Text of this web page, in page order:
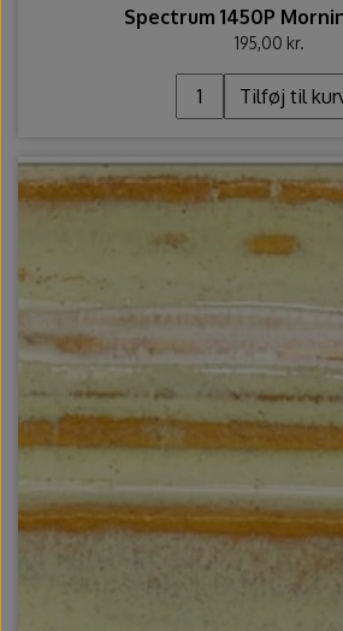
Spectrum 1450P
195,00 kr.
Tilføj til